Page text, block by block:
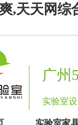
,天天网综
广州
实验室设
实验室家